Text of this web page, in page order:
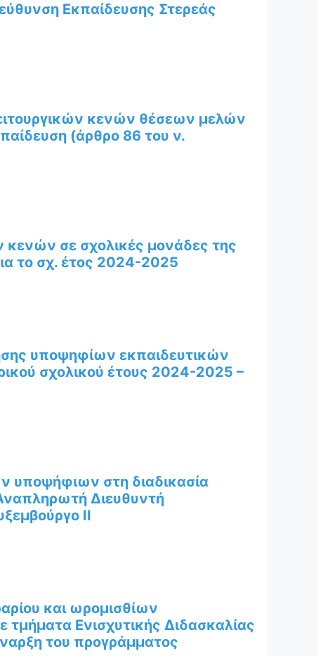
Εκπαίδευσης Στερεάς
κενών θέσεων μελών
(άρθρο 86 του ν.
κενών σε σχολικές μονάδες της
το σχ. έτος 2024-2025
υποψηφίων εκπαιδευτικών
σχολικού έτους 2024-2025 –
υποψήφιων στη διαδικασία
Διευθυντή
ΙΙ
και ωρομισθίων
Ενισχυτικής Διδασκαλίας
του προγράμματος